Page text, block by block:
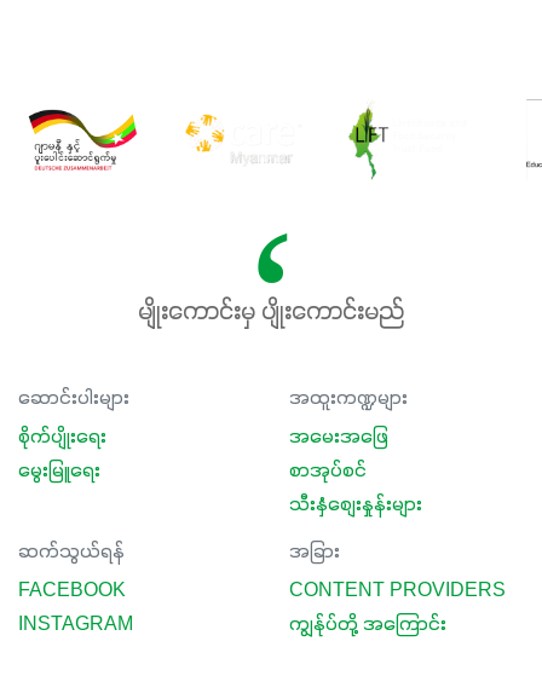
မျိုးကောင်းမှ ပျိုးကောင်းမည်
ဆောင်းပါးများ
စိုက်ပျိုးရေး
မွေးမြူရေး
အထူးကဏ္ဍများ
အမေးအဖြေ
စာအုပ်စင်
သီးနှံစျေးနှုန်းများ
ဆက်သွယ်ရန်
FACEBOOK
INSTAGRAM
အခြား
CONTENT PROVIDERS
ကျွန်ုပ်တို့ အကြောင်း